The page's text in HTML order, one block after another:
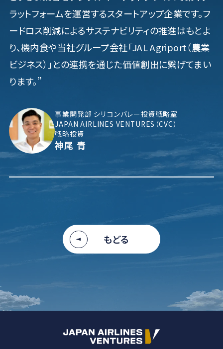
ラットフォームを運営するスタートアップ企業です。フ
ードロス削減によるサステナビリティの推進はもとよ
り、機内食や当社グループ会社「JAL Agriport（農業
ビジネス）」との連携を通じた価値創出に繋げてまい
ります。”
事業開発部 シリコンバレー投資戦略室
JAPAN AIRLINES VENTURES（CVC）
戦略投資
神尾 青
もどる